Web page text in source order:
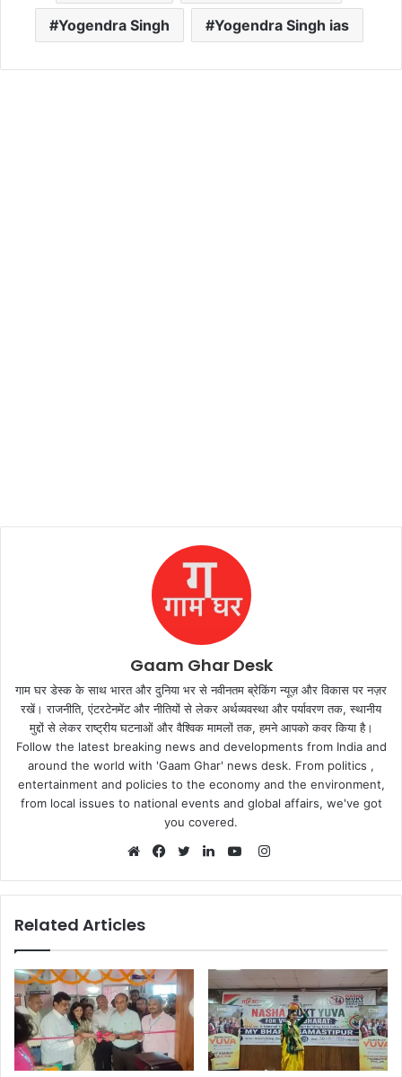
Yogendra Singh Yogendra Singh ias
Gaam Ghar Desk
गाम घर डेस्क के साथ भारत और दुनिया भर से नवीनतम ब्रेकिंग न्यूज़ और विकास पर नज़र
रखें। राजनीति, एंटरटेनमेंट और नीतियों से लेकर अर्थव्यवस्था और पर्यावरण तक, स्थानीय
मुद्दों से लेकर राष्ट्रीय घटनाओं और वैश्विक मामलों तक, हमने आपको कवर किया है।
Follow the latest breaking news and developments from India and
around the world with 'Gaam Ghar' news desk. From politics ,
entertainment and policies to the economy and the environment,
from local issues to national events and global affairs, we've got
you covered.
Instagram
Related Articles